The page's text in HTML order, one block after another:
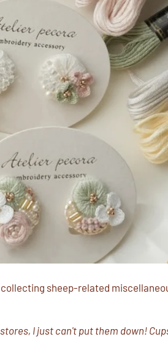
collecting sheep-related
I just can't put them down!